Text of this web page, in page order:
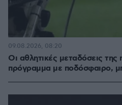
Οι αθλητικές μεταδόσεις
πρόγραμμα με ποδόσφαιρο,
09.08.2026, 08:20